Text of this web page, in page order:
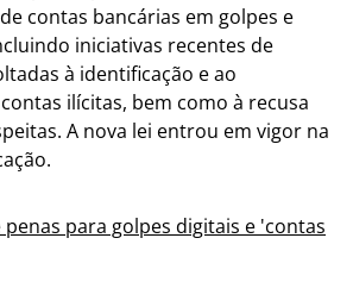
contas bancárias em golpes e
iniciativas recentes de
à identificação e ao
ilícitas, bem como à recusa
A nova lei entrou em vigor na
para golpes digitais e 'contas